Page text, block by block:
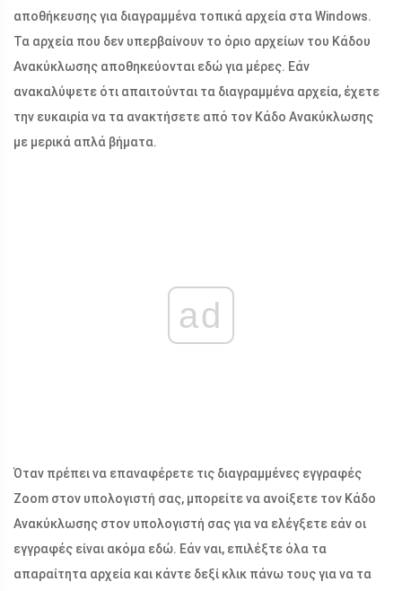
αποθήκευσης για διαγραμμένα τοπικά αρχεία στα Windows.
Τα αρχεία που δεν υπερβαίνουν το όριο αρχείων του Κάδου
Ανακύκλωσης αποθηκεύονται εδώ για μέρες. Εάν
ανακαλύψετε ότι απαιτούνται τα διαγραμμένα αρχεία, έχετε
την ευκαιρία να τα ανακτήσετε από τον Κάδο Ανακύκλωσης
με μερικά απλά βήματα.
ad
Όταν πρέπει να επαναφέρετε τις διαγραμμένες εγγραφές
Zoom στον υπολογιστή σας, μπορείτε να ανοίξετε τον Κάδο
Ανακύκλωσης στον υπολογιστή σας για να ελέγξετε εάν οι
εγγραφές είναι ακόμα εδώ. Εάν ναι, επιλέξτε όλα τα
απαραίτητα αρχεία και κάντε δεξί κλικ πάνω τους για να τα